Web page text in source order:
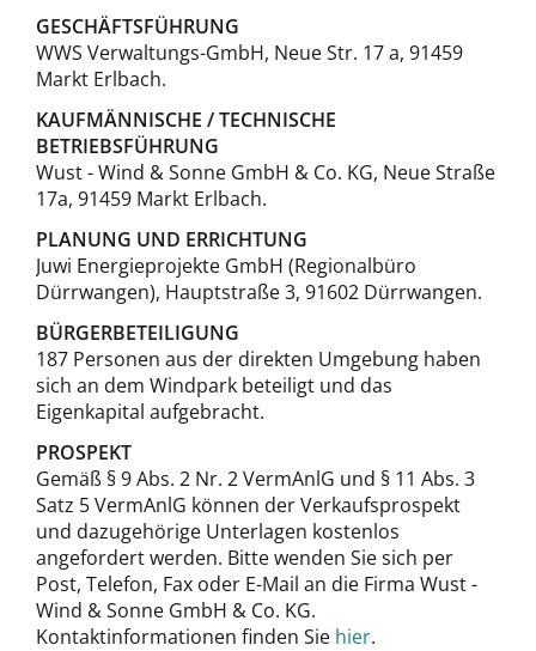
GESCHÄFTSFÜHRUNG
WWS Verwaltungs-GmbH, Neue Str. 17 a, 91459
Markt Erlbach.
KAUFMÄNNISCHE / TECHNISCHE
BETRIEBSFÜHRUNG
Wust - Wind & Sonne GmbH & Co. KG, Neue Straße
17a, 91459 Markt Erlbach.
PLANUNG UND ERRICHTUNG
Juwi Energieprojekte GmbH (Regionalbüro
Dürrwangen), Hauptstraße 3, 91602 Dürrwangen.
BÜRGERBETEILIGUNG
187 Personen aus der direkten Umgebung haben
sich an dem Windpark beteiligt und das
Eigenkapital aufgebracht.
PROSPEKT
Gemäß § 9 Abs. 2 Nr. 2 VermAnlG und § 11 Abs. 3
Satz 5 VermAnlG können der Verkaufsprospekt
und dazugehörige Unterlagen kostenlos
angefordert werden. Bitte wenden Sie sich per
Post, Telefon, Fax oder E-Mail an die Firma Wust -
Wind & Sonne GmbH & Co. KG.
Kontaktinformationen finden Sie hier.